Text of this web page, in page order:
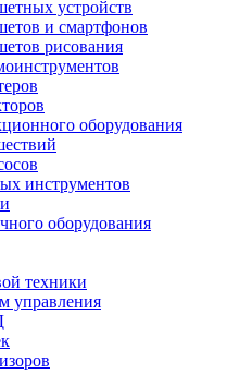
устройств
и смартфонов
рисования
оборудования
инструментов
оборудования
техники
управления